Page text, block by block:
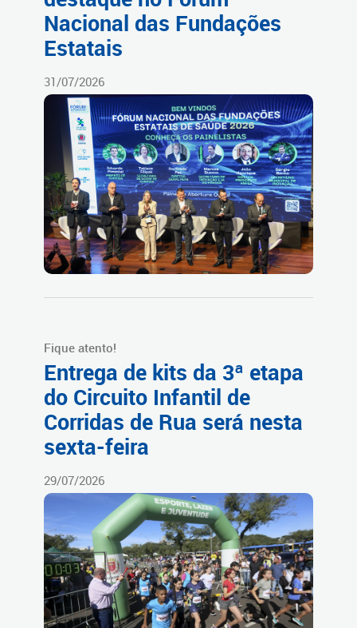
Nacional das Fundações
Estatais
31/07/2026
Fique atento!
Entrega de kits da 3ª etapa
do Circuito Infantil de
Corridas de Rua será nesta
sexta-feira
29/07/2026